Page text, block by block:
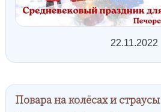
22.11.2022
Повара на колёсах и страусы